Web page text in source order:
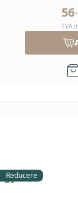
56,
TVA
Reducere